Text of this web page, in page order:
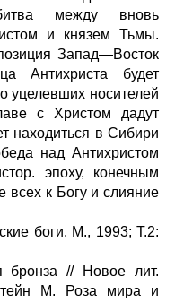
между вновь
и князем Тьмы.
Запад—Восток
Антихриста будет
уцелевших носителей
с Христом дадут
находиться в Сибири
над Антихристом
эпоху, конечным
всех к Богу и слияние
боги. М., 1993; Т.2:
бронза // Новое лит.
М. Роза мира и